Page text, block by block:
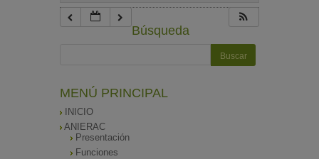
Búsqueda
MENÚ PRINCIPAL
INICIO
ANIERAC
Presentación
Funciones